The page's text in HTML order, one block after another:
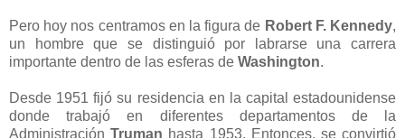
Pero hoy nos centramos en la figura de Robert F. Kennedy,
un hombre que se distinguió por labrarse una carrera
importante dentro de las esferas de Washington.
Desde 1951 fijó su residencia en la capital estadounidense
donde trabajó en diferentes departamentos de la
AdministraciónTruman hasta 1953. Entonces, se convirtió